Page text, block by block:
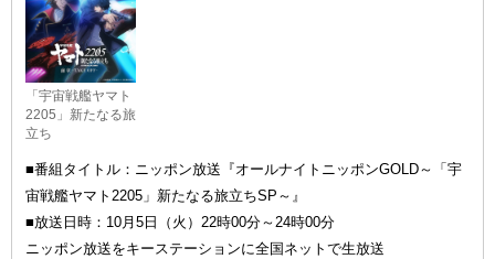
「宇宙戦艦ヤマト
2205」新たなる旅
立ち
■番組タイトル：ニッポン放送『オールナイトニッポンGOLD～「宇
宙戦艦ヤマト2205」新たなる旅立ちSP～』
■放送日時：10月5日（火）22時00分～24時00分
ニッポン放送をキーステーションに全国ネットで生放送